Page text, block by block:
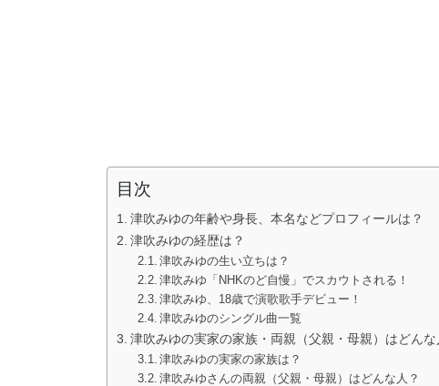
目次
津吹みゆの年齢や身長、本名などプロフィールは？
津吹みゆの経歴は？
津吹みゆの生い立ちは？
津吹みゆ「NHKのど自慢」でスカウトされる！
津吹みゆ、18歳で演歌歌手デビュー！
津吹みゆのシングル曲一覧
津吹みゆの実家の家族・両親（父親・母親）はどん
津吹みゆの実家の家族は？
津吹みゆさんの両親（父親・母親）はどんな人？